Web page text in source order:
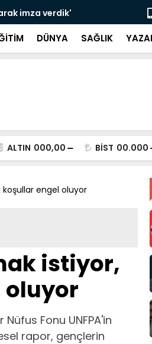
Bütünleşme' teklifine
Kanun
cezai
DÜNYA SAĞLIK
ALTIN 000,00 BİST 00.000
engel oluyor
istiyor,
oluyor
Nüfus Fonu UNFPA'in
rapor, gençlerin